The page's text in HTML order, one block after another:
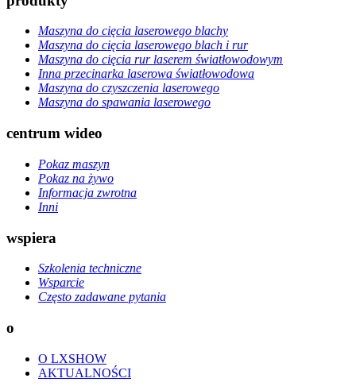
Maszyna do cięcia laserowego blachy
Maszyna do cięcia laserowego blach i rur
Maszyna do cięcia rur laserem światłowodowym
Inna przecinarka laserowa światłowodowa
Maszyna do czyszczenia laserowego
Maszyna do spawania laserowego
centrum wideo
Pokaz maszyn
Pokaz na żywo
Informacja zwrotna
Inni
wspiera
Szkolenia techniczne
Wsparcie
Często zadawane pytania
o
O LXSHOW
AKTUALNOŚCI